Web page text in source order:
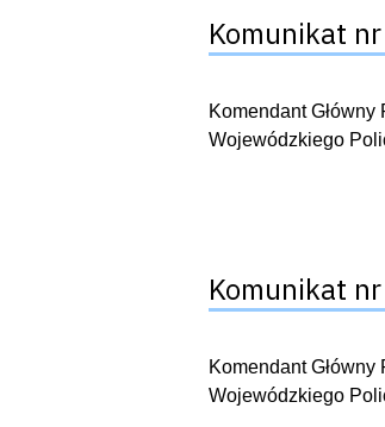
Komunikat
Komendant
Wojewódzkiego
Komunikat
Komendant
Wojewódzkiego